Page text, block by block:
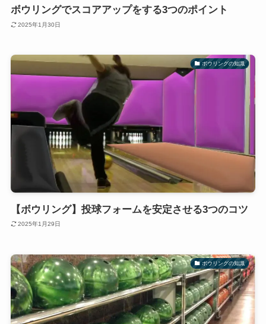
ボウリングでスコアアップをする3つのポイント
2025年1月30日
ボウリングの知識
【ボウリング】投球フォームを安定させる3つのコツ
2025年1月29日
ボウリングの知識